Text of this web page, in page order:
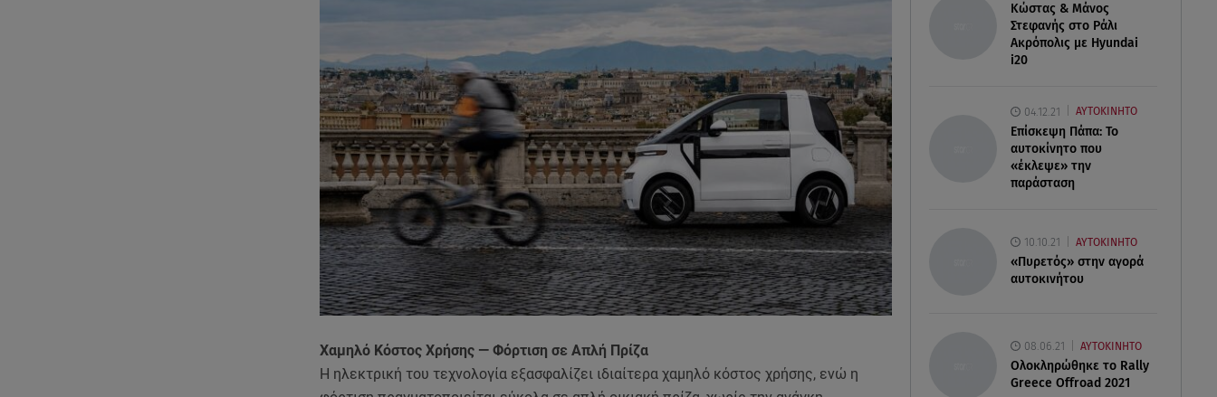
Κώστας & Μάνος
Στεφανής στο Ράλι
Ακρόπολις με Hyundai
i20
04.12.21 ΑΥΤΟΚΙΝΗΤΟ
Επίσκεψη Πάπα: Το
αυτοκίνητο που
«έκλεψε» την
παράσταση
10.10.21 ΑΥΤΟΚΙΝΗΤΟ
«Πυρετός» στην αγορά
αυτοκινήτου
08.06.21 ΑΥΤΟΚΙΝΗΤΟ
Ολοκληρώθηκε το Rally
Greece Offroad 2021
Χαμηλό Κόστος Χρήσης — Φόρτιση σε Απλή Πρίζα
Η ηλεκτρική του τεχνολογία εξασφαλίζει ιδιαίτερα χαμηλό κόστος χρήσης, ενώ η